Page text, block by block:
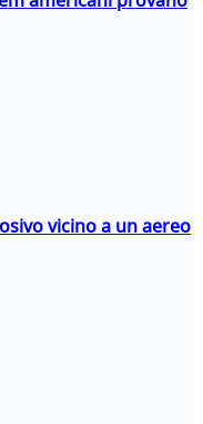
vicino a un aereo